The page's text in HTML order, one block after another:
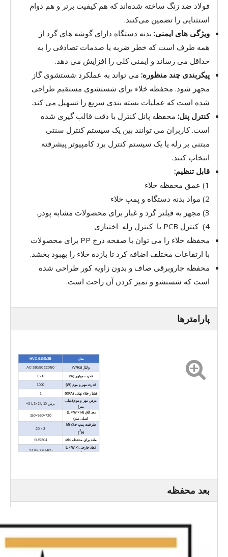
فولاد ضد زنگ ساخته شده‌اند که هم کیفیت برتر و هم دوام
استثنایی را تضمین می‌کنند.
ویژگی های ایمنی: بدنه دستگاه دارای گوشه های گرد از
همه طرف است که خطر ضربه یا صدمات تصادفی را به
حداقل می رساند و ایمنی کلی را افزایش می دهد.
پیکربندی چند منظوره: می تواند به عملکرد شستشوی گاز
مجهز شود. محفظه خلاء برای شستشوی مستقیم طراحی
شده است که عملیات بسته بندی سریع را تسهیل می کند.
کنترل پنل: محفظه پانل کنترل با دقت قالب گیری شده
است. کاربران می توانند بین یک سیستم کنترل سنتی
مبتنی بر رله یا یک سیستم کنترل برد کامپیوتر پیشرفته
انتخاب کنند.
قابل تنظیم:
1) عمق محفظه خلاء
2) مواد بدنه دستگاه و پمپ خلاء
3) مجهز به فیلتر گرد و غبار برای محصولات مشابه پودر.
4) کنترل PCB یا کنترل رله اختیاری
محفظه خلاء را می توان با صفحه درج PP برای محصولات
با ارتفاعات مختلف اضافه کرد تا بازده خلاء را بهبود بخشد.
محفظه جاروبرقی صاف و بدون زاویه کور طراحی شده
است که شستشو و تمیز کردن آن راحت است.
پارامترها
مدل HVC-610S/2B
ولتاژ (V/Hz) AC 380/50 220/50
قدرت موتور (W) 1500
قدرت مهر و موم (W) 1000
فشار خلاء نهایی (KPA)
1
عرض مهر و موم (میلی
متر)
برش 10 یا 2×3 یا 3+
بعد اتاق (L × W × H)
(میلی متر)
720×550×150
ظرفیت پمپ خلاء (M
3
/H)
2 × 20
ماده برای محفظه خلاء SUS304
ابعاد خارجی (L × W ×
1485×735×930
بعد محفظه